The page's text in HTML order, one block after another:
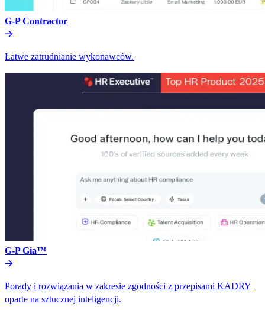
G-P Contractor​​
Łatwe zatrudnianie wykonawców.​​
G-P Gia™​​
Porady i rozwiązania w zakresie zgodności z przepisami KADRY
oparte na sztucznej inteligencji.​​